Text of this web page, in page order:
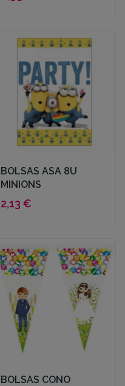
BOLSAS ASA 8U
MINIONS
2,13 €
BOLSAS CONO